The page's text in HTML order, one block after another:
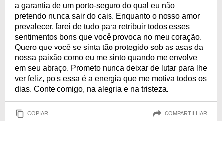
a garantia de um porto-seguro do qual eu não
pretendo nunca sair do cais. Enquanto o nosso amor
prevalecer, farei de tudo para retribuir todos esses
sentimentos bons que você provoca no meu coração.
Quero que você se sinta tão protegido sob as asas da
nossa paixão como eu me sinto quando me envolve
em seu abraço. Prometo nunca deixar de lutar para lhe
ver feliz, pois essa é a energia que me motiva todos os
dias. Conte comigo, na alegria e na tristeza.
COPIAR COMPARTILHAR